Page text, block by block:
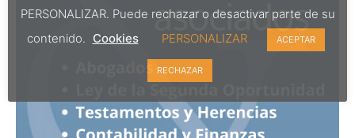
PERSONALIZAR. Puede rechazar o desactivar parte de su
contenido. Cookies PERSONALIZAR ACEPTAR
RECHAZAR